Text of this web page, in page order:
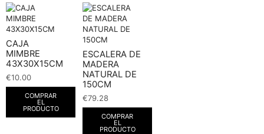
CAJA
MIMBRE
43X30X15CM
€10.00
COMPRAR
EL
PRODUCTO
ESCALERA DE
MADERA
NATURAL DE
150CM
€79.28
COMPRAR
EL
PRODUCTO